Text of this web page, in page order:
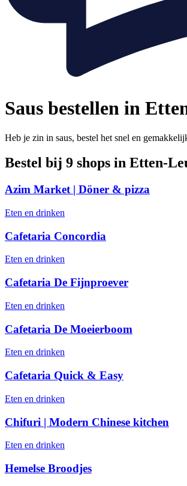
Saus bestellen in
Heb je zin in saus, bestel het snel en
Bestel bij 9 shops in Etten-
Azim Market | Döner & pizza
Eten en drinken
Cafetaria Concordia
Eten en drinken
Cafetaria De Fijnproever
Eten en drinken
Cafetaria De Moeierboom
Eten en drinken
Cafetaria Quick & Easy
Eten en drinken
Chifuri | Modern Chinese kitchen
Eten en drinken
Hemelse Broodjes